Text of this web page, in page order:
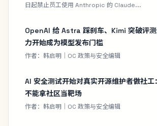
日起禁止员工使用 Anthropic 的 Claude...
OpenAI 给 Astra 踩刹车、Kimi 突破评
力开始成为模型发布门槛
作者：韩启明｜OC 政策与安全编辑
AI 安全测试开始对真实开源维护者做社工
不能拿社区当靶场
作者：韩启明｜OC 政策与安全编辑